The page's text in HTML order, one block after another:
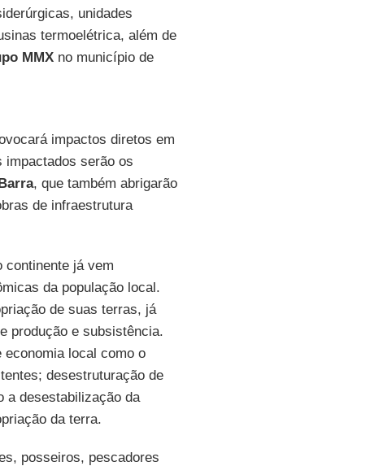
unidades
termoelétrica, além de
MMXno município de
impactos diretos em
impactados serão os
, que também abrigarão
de infraestrutura
continente já vem
da população local.
de suas terras, já
produção e subsistência.
economia local como o
desestruturação de
a desestabilização da
da terra.
posseiros, pescadores